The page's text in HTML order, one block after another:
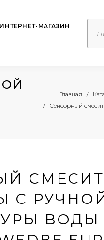
ИНТЕРНЕТ-МАГАЗИН
Главная
Сенсорный
С
ВОДЫ